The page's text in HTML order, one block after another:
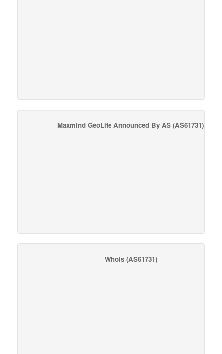
Maxmind GeoLite Announced By AS (AS61731)
Whois(AS61731)